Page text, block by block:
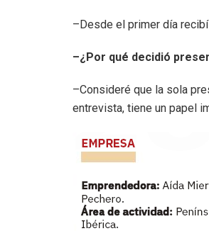
–Desde el primer día
–¿Por qué decidió
–Consideré que la sola
entrevista, tiene un papel